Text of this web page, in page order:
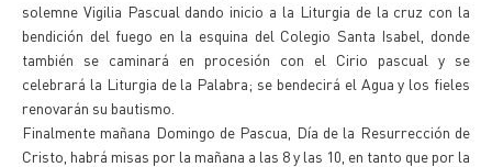
solemne Vigilia Pascual dando inicio a la Liturgia de la cruz con la
bendición del fuego en la esquina del Colegio Santa Isabel, donde
también se caminará en procesión con el Cirio pascual y se
celebrará la Liturgia de la Palabra; se bendecirá el Agua y los fieles
renovarán su bautismo.
Finalmente mañana Domingo de Pascua, Día de la Resurrección de
Cristo, habrá misas por la mañana a las 8 y las 10, en tanto que por la